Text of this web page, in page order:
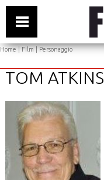
Home|Film| Personaggio
TOM ATKINS